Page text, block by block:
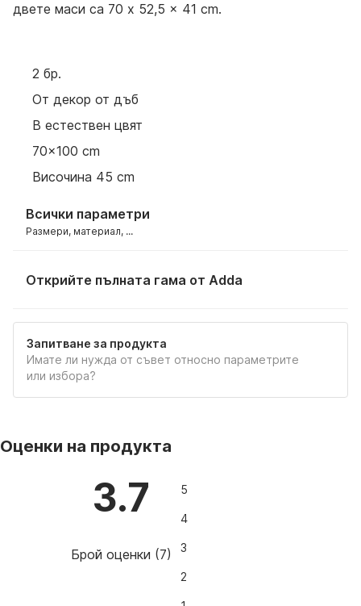
двете маси са 70 x 52,5 x 41 cm.
2 бр.
От декор от дъб
В естествен цвят
70x100 cm
Височина 45 cm
Всички параметри
Размери, материал, ...
Открийте пълната гама от Adda
Запитване за продукта
Имате ли нужда от съвет относно параметрите
или избора?
Оценки на продукта
3.7
Брой оценки (7)
5
4
3
2